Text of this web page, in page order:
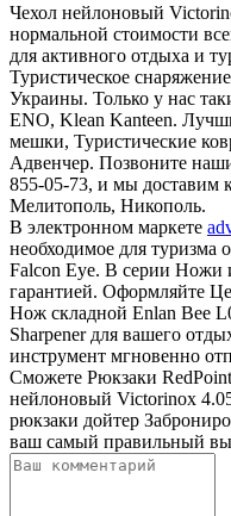
Чехол нейлоновый
нормальной стоимости
для активного отдыха и
Туристическое
Украины. Только у нас
ENO, Klean Kanteen.
мешки, Туристические
Адвенчер. Позвоните
855-05-73, и мы доставим
Мелитополь, Никополь.
В электронном маркете
необходимое для
Falcon Eye. В серии Ножи
гарантией. Оформляйте
Нож складной Enlan Bee
Sharpener для вашего
инструмент мгновенно
Сможете Рюкзаки
нейлоновый Victorinox
рюкзаки дойтер
ваш самый правильный